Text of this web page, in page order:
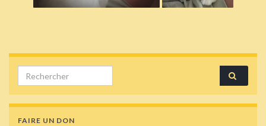
Search for:
FAIRE UN DON